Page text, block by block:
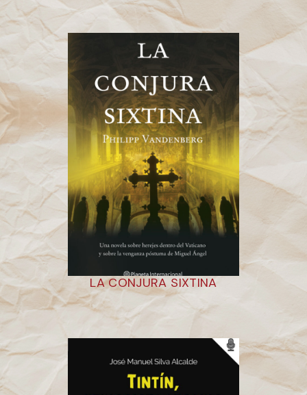
LA CONJURA SIXTINA